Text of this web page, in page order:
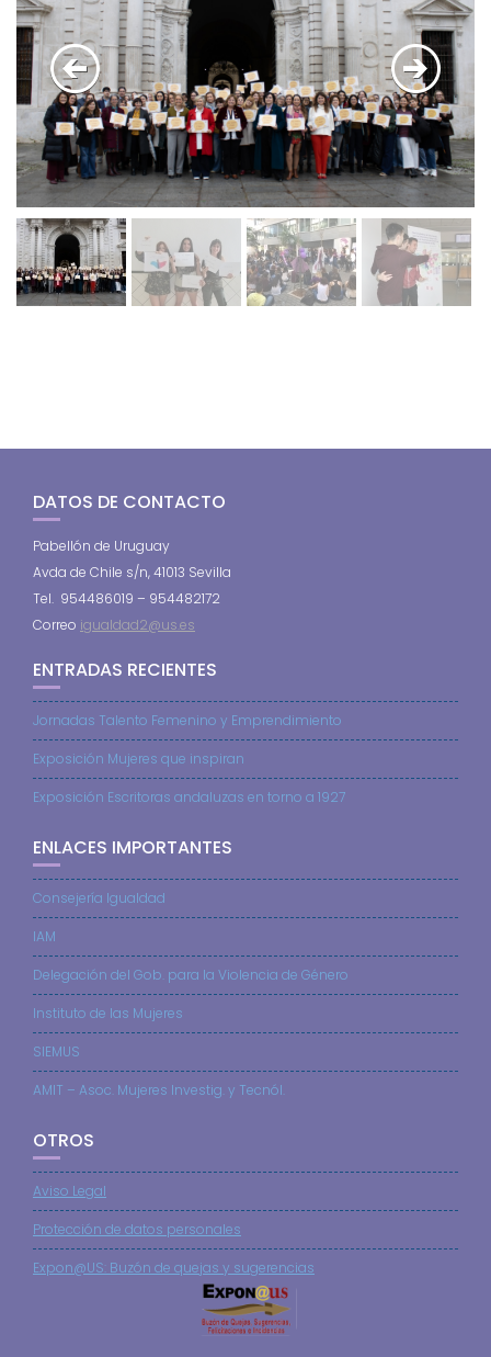
DATOS DE CONTACTO
Pabellón de Uruguay
Avda de Chile s/n, 41013 Sevilla
Tel. 954486019 – 954482172
Correo igualdad2@us.es
ENTRADAS RECIENTES
Jornadas Talento Femenino y Emprendimiento
Exposición Mujeres que inspiran
Exposición Escritoras andaluzas en torno a 1927
ENLACES IMPORTANTES
Consejería Igualdad
IAM
Delegación del Gob. para la Violencia de Género
Instituto de las Mujeres
SIEMUS
AMIT – Asoc. Mujeres Investig. y Tecnól.
OTROS
Aviso Legal
Protección de datos personales
Expon@US: Buzón de quejas y sugerencias